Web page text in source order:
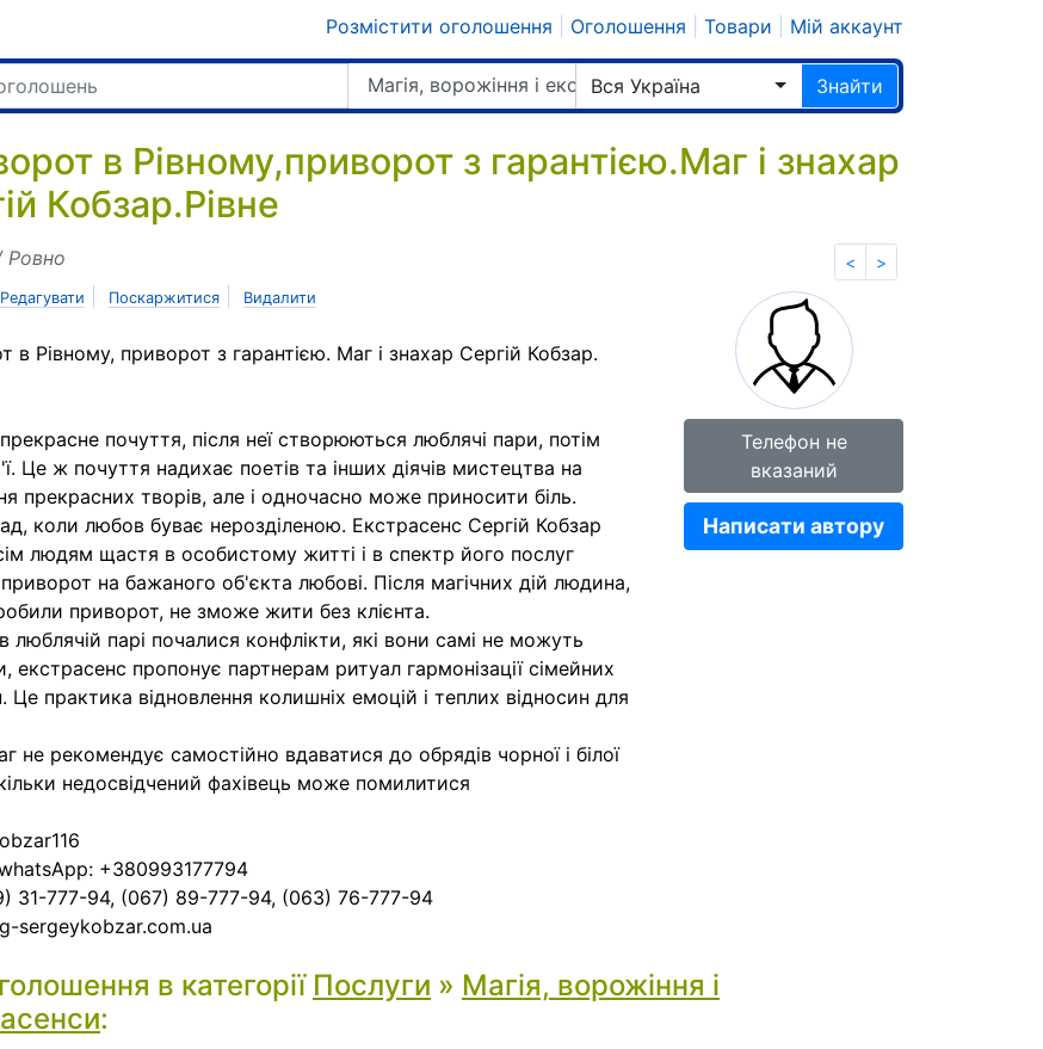
Розмістити оголошення Оголошення Товари Мій аккаунт
Магія, ворожіння і екстрасенси
Вся Україна Знайти
в Рівному,приворот з гарантією.Маг і знахар
Кобзар.Рівне
< >
Ровно
Редагувати Поскаржитися Видалити
в Рівному, приворот з гарантією. Маг і знахар Сергій Кобзар.
почуття, після неї створюються люблячі пари, потім
Це ж почуття надихає поетів та інших діячів мистецтва на
прекрасних творів, але і одночасно може приносити біль.
коли любов буває нерозділеною. Екстрасенс Сергій Кобзар
людям щастя в особистому житті і в спектр його послуг
на бажаного об'єкта любові. Після магічних дій людина,
приворот, не зможе жити без клієнта.
парі почалися конфлікти, які вони самі не можуть
екстрасенс пропонує партнерам ритуал гармонізації сімейних
Це практика відновлення колишніх емоцій і теплих відносин для
не рекомендує самостійно вдаватися до обрядів чорної і білої
недосвідчений фахівець може помилитися
+380993177794
31-777-94, (067) 89-777-94, (063) 76-777-94
sergeykobzar.com.ua
Телефон не
вказаний
Написати автору
в категорії Послуги » Магія, ворожіння і
: